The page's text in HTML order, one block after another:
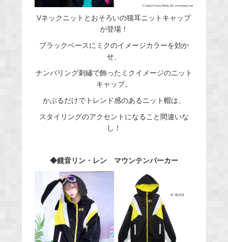
Vネックニットとおそろいの猫耳ニットキャップ
が登場！
ブラックベースにミクのイメージカラーを効か
せ、
ナンバリング刺繡で飾ったミクイメージのニット
キャップ。
かぶるだけでトレンド感のあるニット帽は、
スタイリングのアクセントになること間違いな
し！
◆鏡音リン・レン マウンテンパーカー